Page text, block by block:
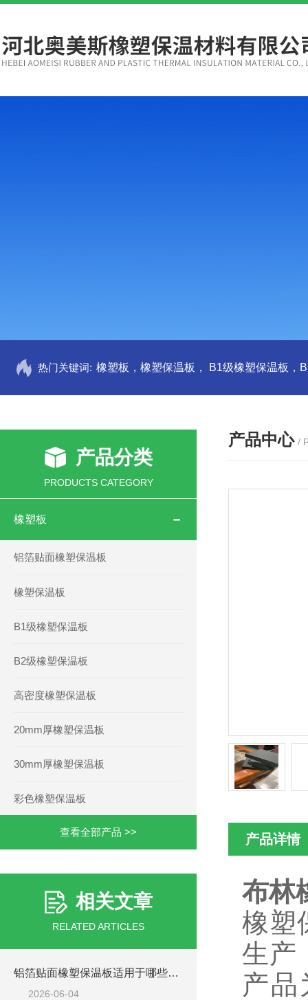
热门关键词:
产品分类
PRODUCTS CATEGORY
橡塑板
铝箔贴面橡塑保温板
橡塑保温板
B1级橡塑保温板
B2级橡塑保温板
高密度橡塑保温板
20mm厚橡塑保温板
30mm厚橡塑保温板
彩色橡塑保温板
查看全部产品 >>
相关文章
RELATED ARTICLES
铝箔贴面橡塑保温板适用于哪些工程场景？
2026-06-04
产品中心 /
产品详情
布林
橡塑
生产
产